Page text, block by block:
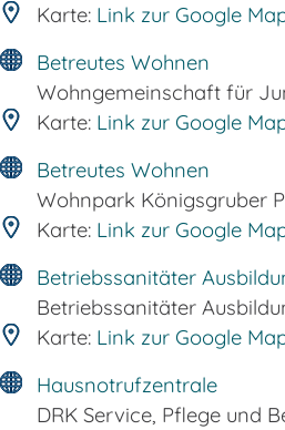
Karte: Link zur Google
Betreutes Wohnen
Wohngemeinschaft für
Karte: Link zur Google
Betreutes Wohnen
Wohnpark Königsgruber
Karte: Link zur Google
Betriebssanitäter
Betriebssanitäter
Karte: Link zur Google
Hausnotrufzentrale
DRK Service, Pflege und